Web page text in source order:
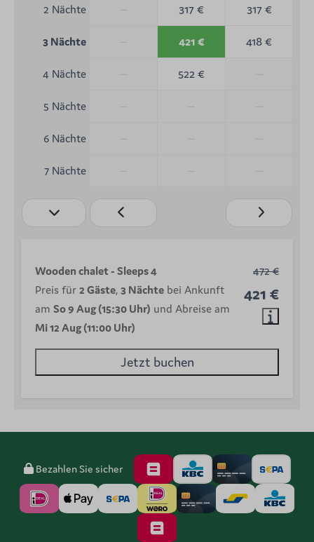
2 Nächte 317 € 317 €
3 Nächte 421 € 418 €
4 Nächte 522 €
5 Nächte
6 Nächte
7 Nächte
472 €
421 €
Wooden chalet - Sleeps 4
Preis für 2 Gäste, 3 Nächte bei Ankunft
am So 9 Aug (15:30 Uhr) und Abreise am
Mi 12 Aug (11:00 Uhr)
Jetzt buchen
Bezahlen Sie sicher